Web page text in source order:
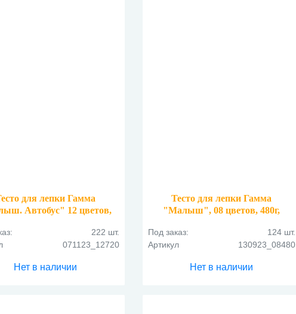
для лепки Гамма
Автобус" 12 цветов,
222 шт.
071123_12720
Нет в наличии
Тесто для лепки Гамма
"Малыш", 08 цветов, 480г,
Под заказ:
124 шт.
Артикул
130923_08480
Нет в наличии